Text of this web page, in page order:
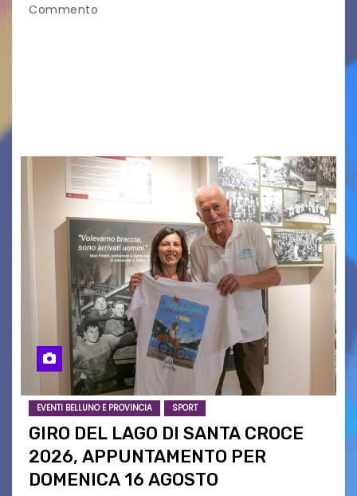
Commento
EVENTI BELLUNO E PROVINCIA SPORT
GIRO DEL LAGO DI SANTA CROCE
2026, APPUNTAMENTO PER
DOMENICA 16 AGOSTO